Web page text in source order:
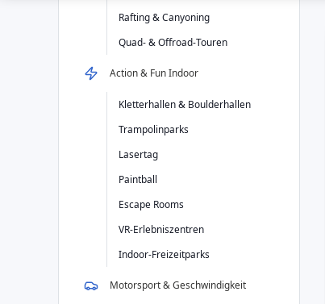
Rafting & Canyoning
Quad- & Offroad-Touren
Action & Fun Indoor
Kletterhallen & Boulderhallen
Trampolinparks
Lasertag
Paintball
Escape Rooms
VR-Erlebniszentren
Indoor-Freizeitparks
Motorsport & Geschwindigkeit